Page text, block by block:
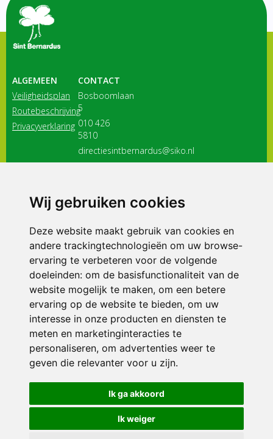
Wij gebruiken cookies
Deze website maakt gebruik van cookies en
andere trackingtechnologieën om uw browse-
ervaring te verbeteren voor de volgende
doeleinden: om de basisfunctionaliteit van de
website mogelijk te maken, om een betere
ervaring op de website te bieden, om uw
interesse in onze producten en diensten te
meten en marketinginteracties te
personaliseren, om advertenties weer te
geven die relevanter voor u zijn.
Ik ga akkoord
Ik weiger
ALGEMEEN
Veiligheidsplan
Routebeschrijving
Privacyverklaring
CONTACT
Bosboomlaan
5
010 426
5810
directiesintbernardus@siko.nl
3116 JB
ONDERDEEL VAN
© 2026 Sint Bernardus | Alle rechten voorbehouden
Privacy policy|Disclaimer| Klachtenregeling|RSIN en Anbi
voorkeuren
Crealisatie The MindOffice